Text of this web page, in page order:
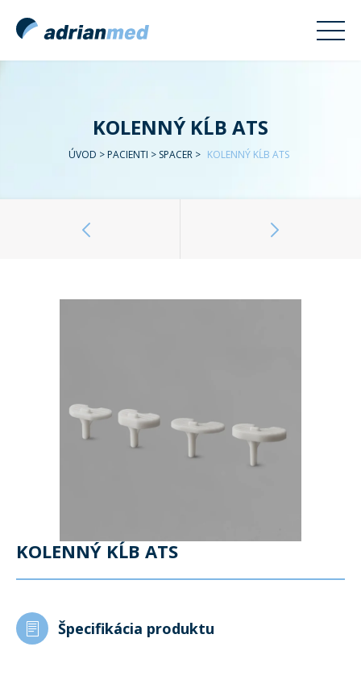
KOLENNÝ KĹB ATS
ÚVOD > PACIENTI > SPACER> KOLENNÝ KĹB ATS
KOLENNÝ KĹB ATS
Špecifikácia produktu